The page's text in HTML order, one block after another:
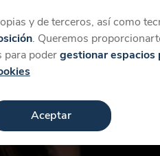
Iniciar
y de terceros, así como
. Queremos
para podergestionar
Aceptar